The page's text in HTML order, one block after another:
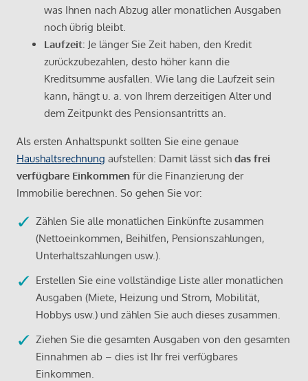
was Ihnen nach Abzug aller monatlichen Ausgaben
noch übrig bleibt.
Laufzeit: Je länger Sie Zeit haben, den Kredit
zurückzubezahlen, desto höher kann die
Kreditsumme ausfallen. Wie lang die Laufzeit sein
kann, hängt u. a. von Ihrem derzeitigen Alter und
dem Zeitpunkt des Pensionsantritts an.
Als ersten Anhaltspunkt sollten Sie eine genaue
Haushaltsrechnung aufstellen: Damit lässt sich das frei
verfügbare Einkommen für die Finanzierung der
Immobilie berechnen. So gehen Sie vor:
Zählen Sie alle monatlichen Einkünfte zusammen
(Nettoeinkommen, Beihilfen, Pensionszahlungen,
Unterhaltszahlungen usw.).
Erstellen Sie eine vollständige Liste aller monatlichen
Ausgaben (Miete, Heizung und Strom, Mobilität,
Hobbys usw.) und zählen Sie auch dieses zusammen.
Ziehen Sie die gesamten Ausgaben von den gesamten
Einnahmen ab – dies ist Ihr frei verfügbares
Einkommen.